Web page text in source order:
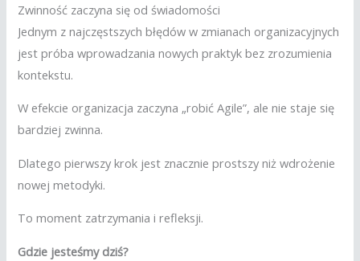
Zwinność zaczyna się od świadomości
Jednym z najczęstszych błędów w zmianach organizacyjnych
jest próba wprowadzania nowych praktyk bez zrozumienia
kontekstu.
W efekcie organizacja zaczyna „robić Agile”, ale nie staje się
bardziej zwinna.
Dlatego pierwszy krok jest znacznie prostszy niż wdrożenie
nowej metodyki.
To moment zatrzymania i refleksji.
Gdzie jesteśmy dziś?